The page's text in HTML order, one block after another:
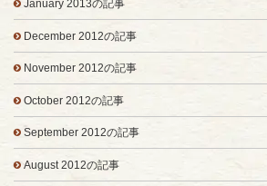
January 2013の記事
December 2012の記事
November 2012の記事
October 2012の記事
September 2012の記事
August 2012の記事